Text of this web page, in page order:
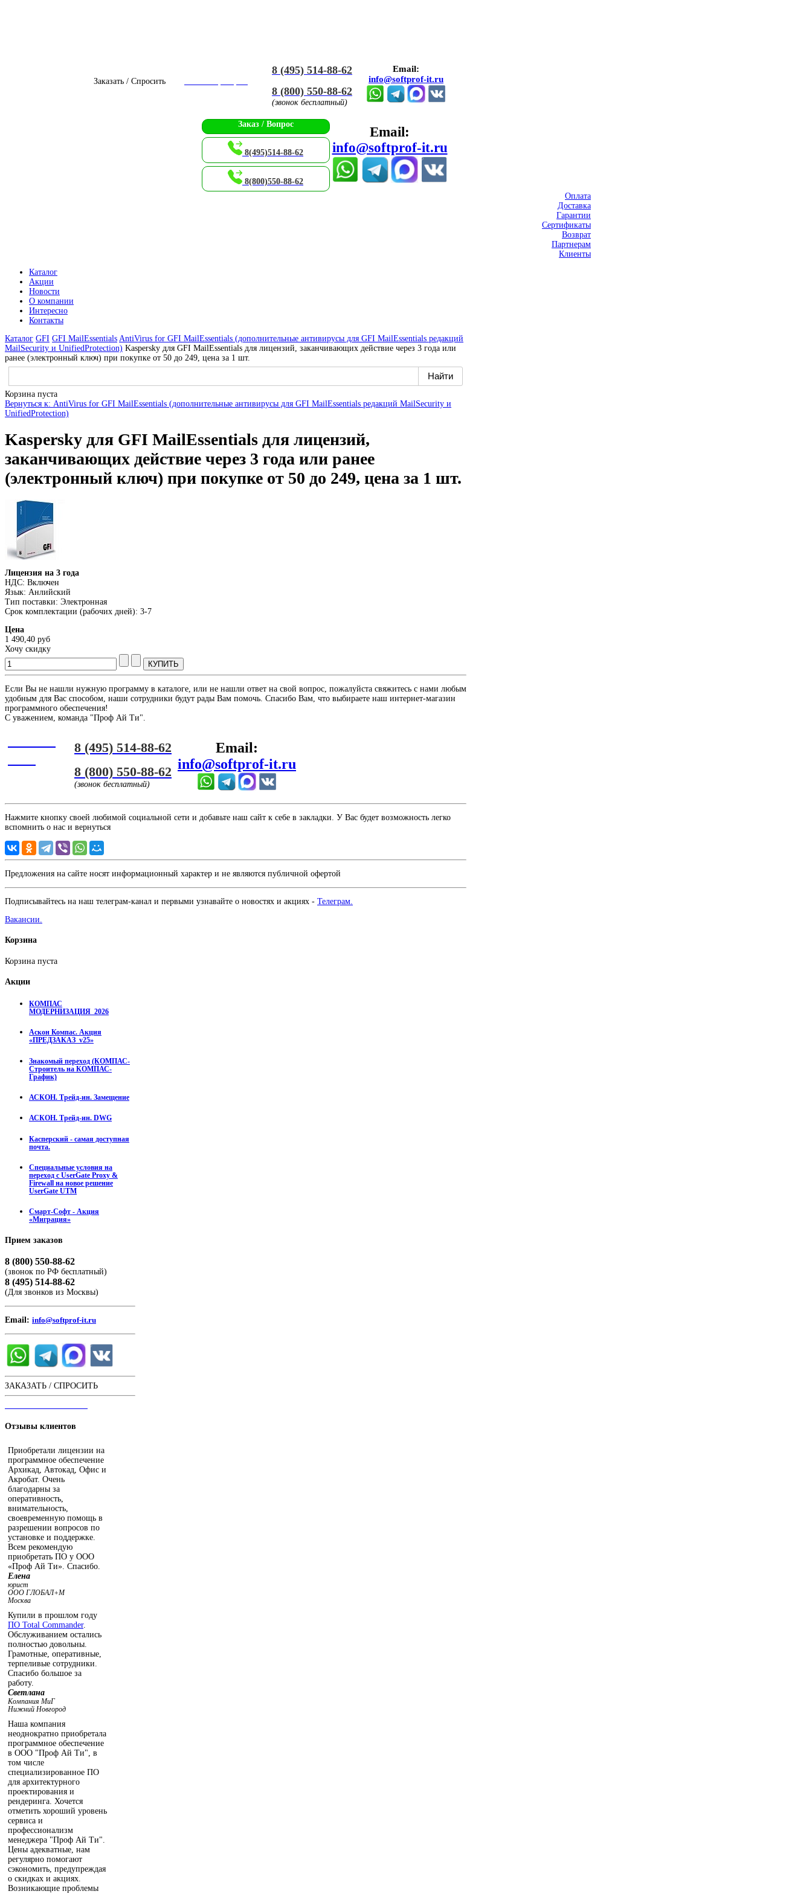
Заказать / Спросить
8 (495) 514-88-62
8 (800) 550-88-62
(звонок бесплатный)
Email:
info@softprof-it.ru
Заказ / Вопрос
8(495)514-88-62
8(800)550-88-62
Email:
info@softprof-it.ru
Оплата
Доставка
Гарантии
Сертификаты
Возврат
Партнерам
Клиенты
Каталог
Акции
Новости
О компании
Интересно
Контакты
Каталог GFI GFI MailEssentials AntiVirus for GFI MailEssentials (дополнительные антивирусы для GFI MailEssentials редакций
MailSecurity и UnifiedProtection) Kaspersky для GFI MailEssentials для лицензий, заканчивающих действие через 3 года или
ранее (электронный ключ) при покупке от 50 до 249, цена за 1 шт.
Корзина пуста
Вернуться к: AntiVirus for GFI MailEssentials (дополнительные антивирусы для GFI MailEssentials редакций MailSecurity и
UnifiedProtection)
Kaspersky для GFI MailEssentials для лицензий,
заканчивающих действие через 3 года или ранее
(электронный ключ) при покупке от 50 до 249, цена за 1 шт.
Лицензия на 3 года
НДС: Включен
Язык: Анлийский
Тип поставки: Электронная
Срок комплектации (рабочих дней): 3-7
Цена
1 490,40 руб
Хочу скидку
Если Вы не нашли нужную программу в каталоге, или не нашли ответ на свой вопрос, пожалуйста свяжитесь с нами любым
удобным для Вас способом, наши сотрудники будут рады Вам помочь. Спасибо Вам, что выбираете наш интернет-магазин
программного обеспечения!
С уважением, команда "Проф Ай Ти".
8 (495) 514-88-62
8 (800) 550-88-62
(звонок бесплатный)
Email:
info@softprof-it.ru
Нажмите кнопку своей любимой социальной сети и добавьте наш сайт к себе в закладки. У Вас будет возможность легко
вспомнить о нас и вернуться
Предложения на сайте носят информационный характер и не являются публичной офертой
Подписывайтесь на наш телеграм-канал и первыми узнавайте о новостях и акциях - Телеграм.
Вакансии.
Корзина
Корзина пуста
Акции
КОМПАС
МОДЕРНИЗАЦИЯ_2026
Аскон Компас. Акция
«ПРЕДЗАКАЗ_v25»
Знакомый переход (КОМПАС-
Строитель на КОМПАС-
График)
АСКОН. Трейд-ин. Замещение
АСКОН. Трейд-ин. DWG
Касперский - самая доступная
почта.
Специальные условия на
переход с UserGate Proxy &
Firewall на новое решение
UserGate UTM
Смарт-Софт - Акция
«Миграция»
Прием заказов
8 (800) 550-88-62
(звонок по РФ бесплатный)
8 (495) 514-88-62
(Для звонков из Москвы)
Email: info@softprof-it.ru
ЗАКАЗАТЬ / СПРОСИТЬ
Отзывы клиентов
Приобретали лицензии на
программное обеспечение
Архикад, Автокад, Офис и
Акробат. Очень
благодарны за
оперативность,
внимательность,
своевременную помощь в
разрешении вопросов по
установке и поддержке.
Всем рекомендую
приобретать ПО у ООО
«Проф Ай Ти». Спасибо.
Елена
юрист
ООО ГЛОБАЛ+М
Москва
Купили в прошлом году
ПО Total Commander.
Обслуживанием остались
полностью довольны.
Грамотные, оперативные,
терпеливые сотрудники.
Спасибо большое за
работу.
Светлана
Компания МиГ
Нижний Новгород
Наша компания
неоднократно приобретала
программное обеспечение
в ООО "Проф Ай Ти", в
том числе
специализированное ПО
для архитектурного
проектирования и
рендеринга. Хочется
отметить хороший уровень
сервиса и
профессионализм
менеджера "Проф Ай Ти".
Цены адекватные, нам
регулярно помогают
сэкономить, предупреждая
о скидках и акциях.
Возникающие проблемы